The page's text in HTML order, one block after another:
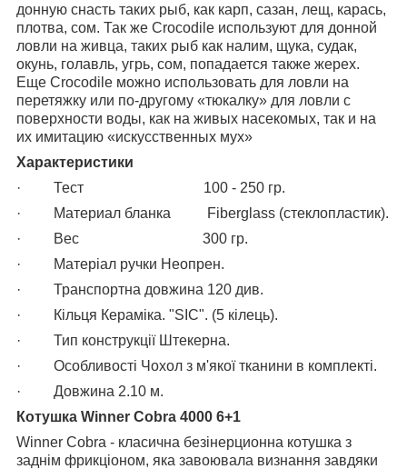
донную снасть таких рыб, как карп, сазан, лещ, карась,
плотва, сом. Так же Crocodile используют для донной
ловли на живца, таких рыб как налим, щука, судак,
окунь, голавль, угрь, сом, попадается также жерех.
Еще Crocodile можно использовать для ловли на
перетяжку или по-другому «тюкалку» для ловли с
поверхности воды, как на живых насекомых, так и на
их имитацию «искусственных мух»
Характеристики
· Тест 100 - 250 гр.
· Материал бланка Fiberglass (стеклопластик).
· Вес 300 гр.
· Матеріал ручки Неопрен.
· Транспортна довжина 120 див.
· Кільця Кераміка. "SIC". (5 кілець).
· Тип конструкції Штекерна.
· Особливості Чохол з м'якої тканини в комплекті.
· Довжина 2.10 м.
Котушка Winner Cobra 4000 6+1
Winner Cobra - класична безінерционна котушка з
заднім фрикціоном, яка завоювала визнання завдяки